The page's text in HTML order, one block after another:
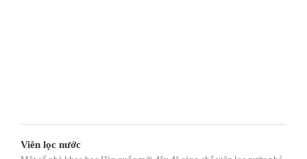
Viên lọc nước